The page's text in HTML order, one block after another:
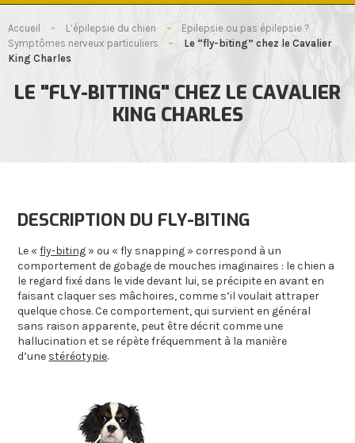
Accueil - L’épilepsie du chien -
Epilepsie ou pas épilepsie ?
Symptômes nerveux particuliers
-
Le “fly-biting” chez le Cavalier
King Charles
LE "FLY-BITTING" CHEZ LE CAVALIER
KING CHARLES
DESCRIPTION DU FLY-BITING
Le «fly-biting » ou « fly snapping » correspond à un
comportement de gobage de mouches imaginaires : le chien a
le regard fixé dans le vide devant lui, se précipite en avant en
faisant claquer ses mâchoires, comme s’il voulait attraper
quelque chose. Ce comportement, qui survient en général
sans raison apparente, peut être décrit comme une
hallucination et se répète fréquemment à la manière
d’une stéréotypie.